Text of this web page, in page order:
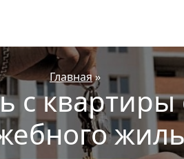
Главная»
с квартиры